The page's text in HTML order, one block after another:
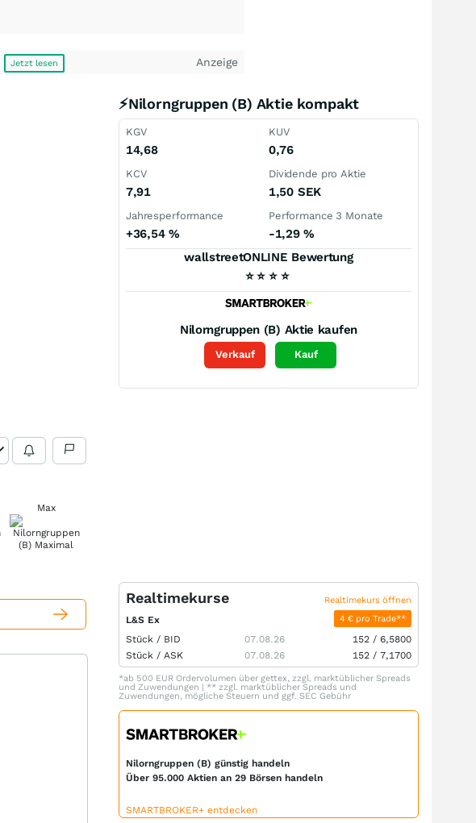
Jetzt lesen Anzeige
Max
⚡Nilorngruppen (B) Aktie kompakt
KGV
14,68
KUV
0,76
KCV
7,91
Dividende pro Aktie
1,50 SEK
Jahresperformance
+36,54 %
Performance 3 Monate
-1,29%
wallstreetONLINE Bewertung
⭐ ⭐ ⭐ ⭐
Nilorngruppen (B) Aktie kaufen
Verkauf Kauf
Realtimekurse Realtimekurs öffnen
L&S Ex 4 € pro Trade**
Stück / BID 07.08.26 152 / 6,5800
Stück / ASK 07.08.26 152 / 7,1700
*ab 500 EUR Ordervolumen über gettex, zzgl. marktüblicher Spreads
und Zuwendungen | ** zzgl. marktüblicher Spreads und
Zuwendungen, mögliche Steuern und ggf. SEC Gebühr
Nilorngruppen (B) günstig handeln
Über 95.000 Aktien an 29 Börsen handeln
SMARTBROKER+ entdecken